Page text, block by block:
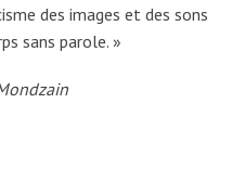
des images et des sons
sans parole. »